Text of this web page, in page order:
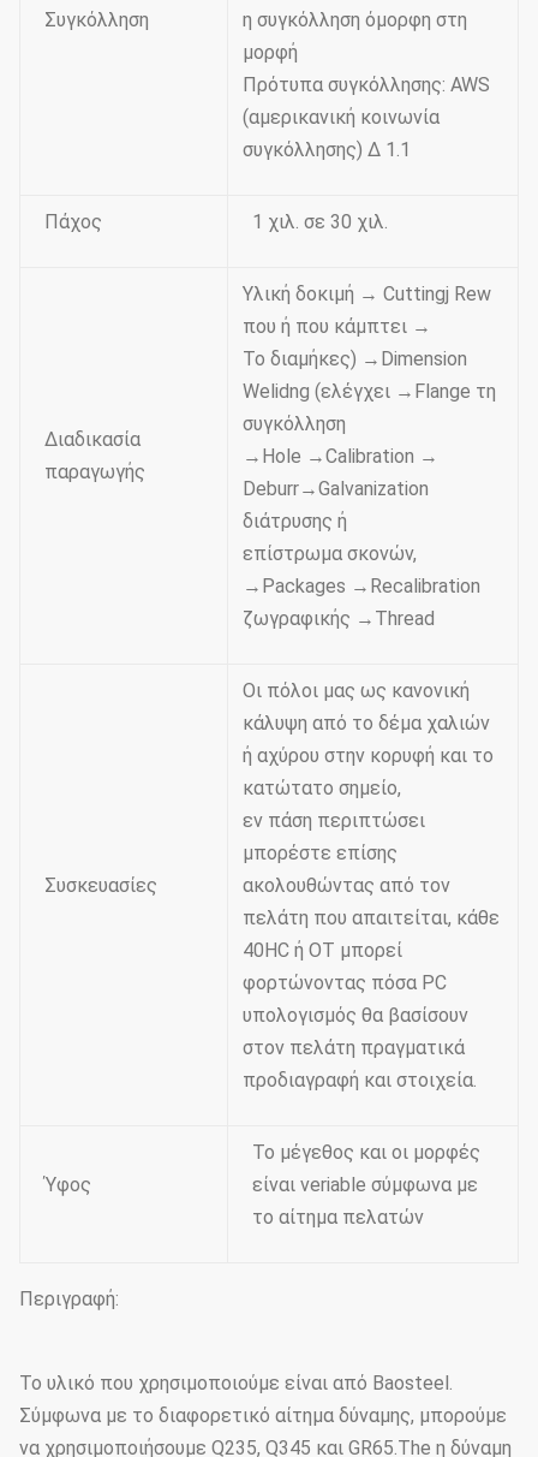
Συγκόλληση
η συγκόλληση όμορφη στη
μορφή
Πρότυπα συγκόλλησης: AWS
(αμερικανική κοινωνία
συγκόλλησης) Δ 1.1
Πάχος 1 χιλ. σε 30 χιλ.
Διαδικασία
παραγωγής
Υλική δοκιμή → Cuttingj Rew
που ή που κάμπτει →
Το διαμήκες) →Dimension
Welidng (ελέγχει →Flange τη
συγκόλληση
→Hole →Calibration →
Deburr→Galvanization
διάτρυσης ή
επίστρωμα σκονών,
→Packages →Recalibration
ζωγραφικής →Thread
Συσκευασίες
Οι πόλοι μας ως κανονική
κάλυψη από το δέμα χαλιών
ή αχύρου στην κορυφή και το
κατώτατο σημείο,
εν πάση περιπτώσει
μπορέστε επίσης
ακολουθώντας από τον
πελάτη που απαιτείται, κάθε
40HC ή OT μπορεί
φορτώνοντας πόσα PC
υπολογισμός θα βασίσουν
στον πελάτη πραγματικά
προδιαγραφή και στοιχεία.
Ύφος
Το μέγεθος και οι μορφές
είναι veriable σύμφωνα με
το αίτημα πελατών
Περιγραφή:
Το υλικό που χρησιμοποιούμε είναι από Baosteel.
Σύμφωνα με το διαφορετικό αίτημα δύναμης, μπορούμε
να χρησιμοποιήσουμε Q235, Q345 και GR65.The η δύναμη